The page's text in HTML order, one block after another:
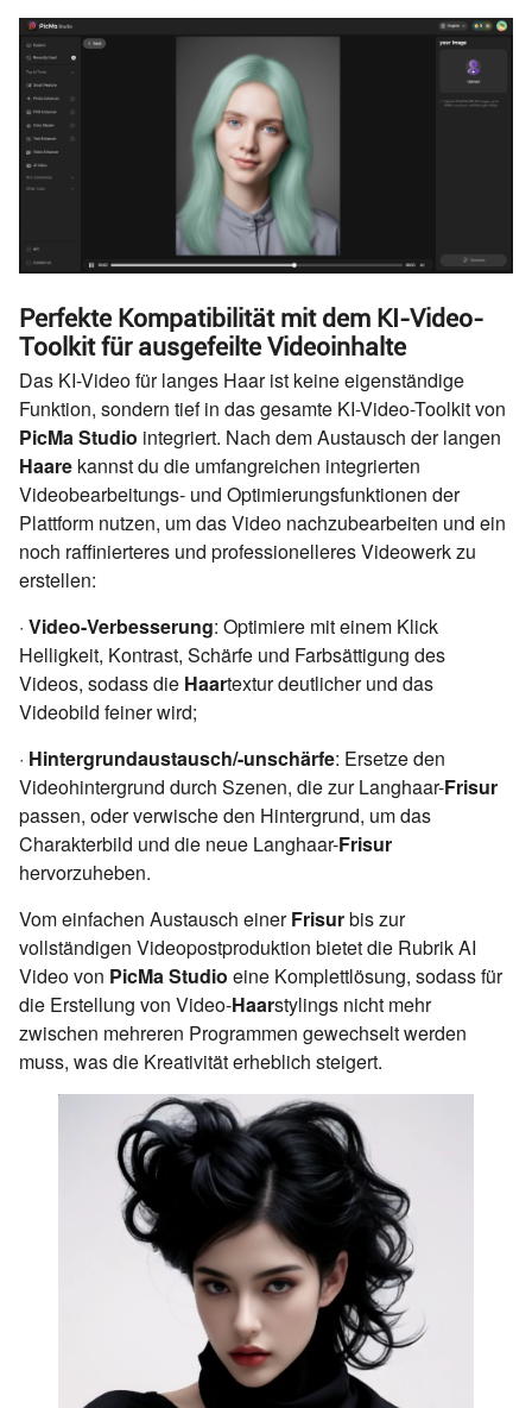
Perfekte Kompatibilität mit dem KI-Video-
Toolkit für ausgefeilte Videoinhalte
Das KI-Video für langes Haar ist keine eigenständige
Funktion, sondern tief in das gesamte KI-Video-Toolkit von
PicMa Studio integriert. Nach dem Austausch der langen
Haare kannst du die umfangreichen integrierten
Videobearbeitungs- und Optimierungsfunktionen der
Plattform nutzen, um das Video nachzubearbeiten und ein
noch raffinierteres und professionelleres Videowerk zu
erstellen:
· Video-Verbesserung: Optimiere mit einem Klick
Helligkeit, Kontrast, Schärfe und Farbsättigung des
Videos, sodass die Haartextur deutlicher und das
Videobild feiner wird;
· Hintergrundaustausch/-unschärfe: Ersetze den
Videohintergrund durch Szenen, die zur Langhaar-Frisur
passen, oder verwische den Hintergrund, um das
Charakterbild und die neue Langhaar-Frisur
hervorzuheben.
Vom einfachen Austausch einerFrisurbis zur
vollständigen Videopostproduktion bietet die Rubrik AI
Video von PicMa Studio eine Komplettlösung, sodass für
die Erstellung von Video-Haarstylings nicht mehr
zwischen mehreren Programmen gewechselt werden
muss, was die Kreativität erheblich steigert.